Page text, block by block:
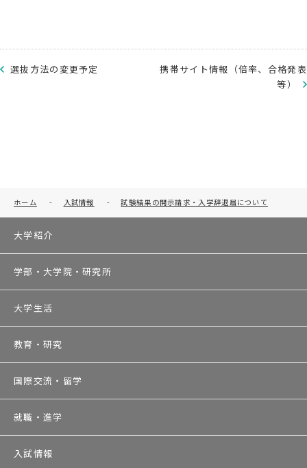
選抜方法の変更予定
携帯サイト情報（倍率、合格発表
等）
ホーム - 入試情報 - 試験結果の開示請求・入学辞退届について
大学紹介
学部・大学院・研究所
大学生活
教育・研究
国際交流・留学
就職・進学
入試情報